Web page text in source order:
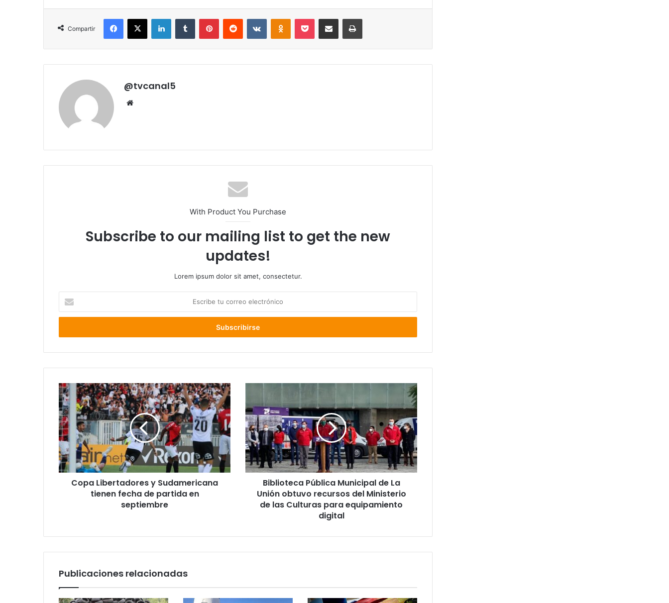
Compartir
Facebook
X LinkedInTumblr PinterestReddit VKontakteOdnoklassniki
Pocket Compartir por correo electrónicoImprimir
@tvcanal5
With Product You Purchase
Subscribe to our mailing list to get the new
updates!
Lorem ipsum dolor sit amet, consectetur.
correo
Copa
Libertadores
y
Sudamericana
tienen
fecha
de
partida
en
septiembre
Copa Libertadores y Sudamericana
tienen fecha de partida en
septiembre
Biblioteca
Municipal
de
La
Unión
obtuvo
recursos
del
MinisterioBiblioteca Pública Municipal de La
Unión obtuvo recursos del Ministerio
de las Culturas para equipamiento
digital
Publicaciones relacionadas